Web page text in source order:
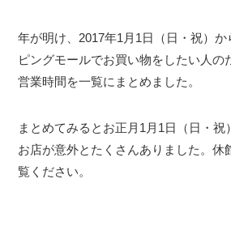
年が明け、2017年1月1日（日・祝）
ピングモールでお買い物をしたい人の
営業時間を一覧にまとめました。
まとめてみるとお正月1月1日（日・祝
お店が意外とたくさんありました。休
覧ください。